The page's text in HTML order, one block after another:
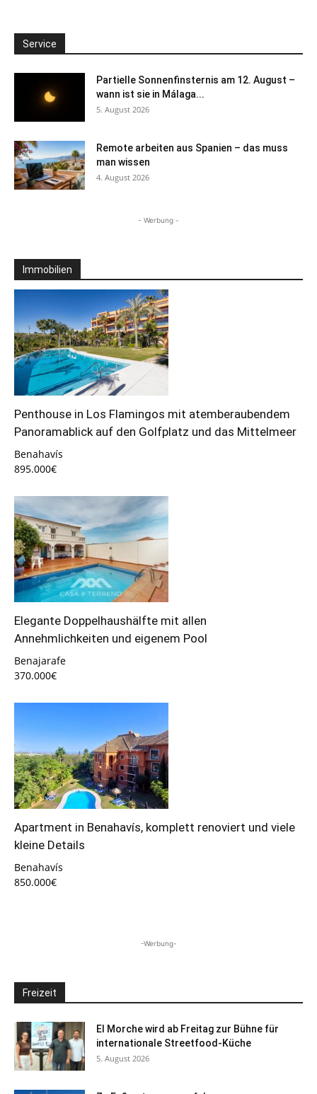
Service
Partielle Sonnenfinsternis am 12. August –
wann ist sie in Málaga...
5. August 2026
Remote arbeiten aus Spanien – das muss
man wissen
4. August 2026
- Werbung -
Immobilien
Penthouse in Los Flamingos mit atemberaubendem
Panoramablick auf den Golfplatz und das Mittelmeer
Benahavís
895.000€
Elegante Doppelhaushälfte mit allen
Annehmlichkeiten und eigenem Pool
Benajarafe
370.000€
Apartment in Benahavís, komplett renoviert und viele
kleine Details
Benahavís
850.000€
-Werbung-
Freizeit
El Morche wird ab Freitag zur Bühne für
internationale Streetfood-Küche
5. August 2026